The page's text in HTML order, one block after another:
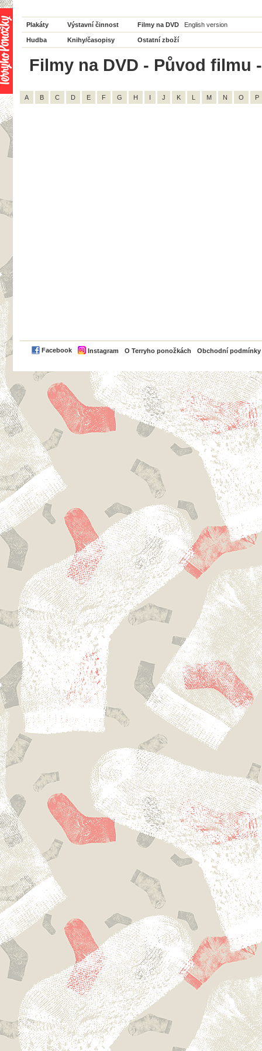
Plakáty Výstavní činnost Filmy na DVD English version
Hudba Knihy/časopisy Ostatní zboží
Filmy na DVD - Původ filmu
A B C D E F G H I J K L M N O P
Facebook Instagram O Terryho ponožkách Obchodní podmínky
PayPal